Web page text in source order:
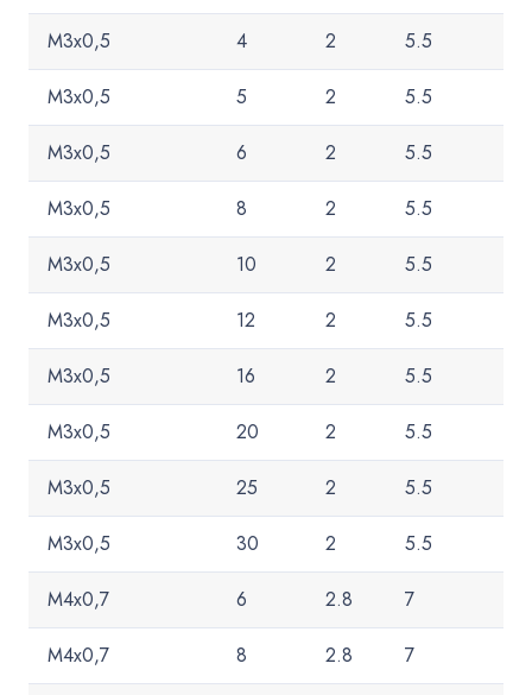
M3x0,5 4 2 5.5
M3x0,5 5 2 5.5
M3x0,5 6 2 5.5
M3x0,5 8 2 5.5
M3x0,5 10 2 5.5
M3x0,5 12 2 5.5
M3x0,5 16 2 5.5
M3x0,5 20 2 5.5
M3x0,5 25 2 5.5
M3x0,5 30 2 5.5
M4x0,7 6 2.8 7
M4x0,7 8 2.8 7